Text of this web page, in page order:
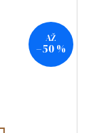
AŽ
–50 %